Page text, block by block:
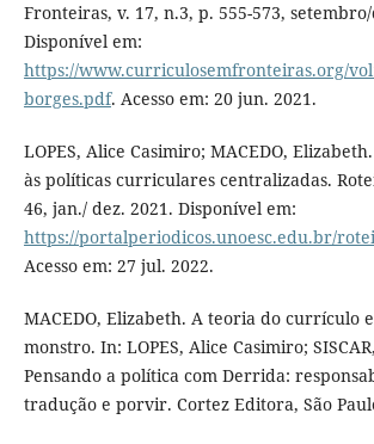
Fronteiras, v. 17, n.3, p. 555-573,
Disponível em:
https://www.curriculosemfronteiras.org/
borges.pdf. Acesso em: 20 jun. 2021.
LOPES, Alice Casimiro; MACEDO,
às políticas curriculares centralizadas.
46, jan./ dez. 2021. Disponível em:
https://portalperiodicos.unoesc.edu.br/
Acesso em: 27 jul. 2022.
MACEDO, Elizabeth. A teoria do currículo
monstro. In: LOPES, Alice Casimiro;
Pensando a política com Derrida:
tradução e porvir. Cortez Editora, São